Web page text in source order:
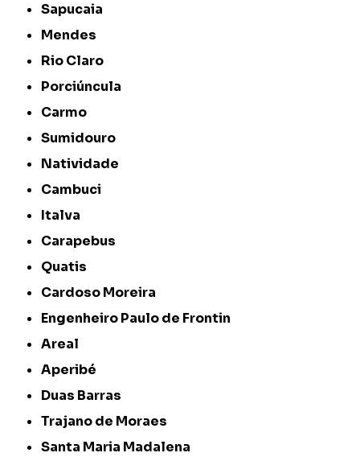
Sapucaia
Mendes
Rio Claro
Porciúncula
Carmo
Sumidouro
Natividade
Cambuci
Italva
Carapebus
Quatis
Cardoso Moreira
Engenheiro Paulo de Frontin
Areal
Aperibé
Duas Barras
Trajano de Moraes
Santa Maria Madalena